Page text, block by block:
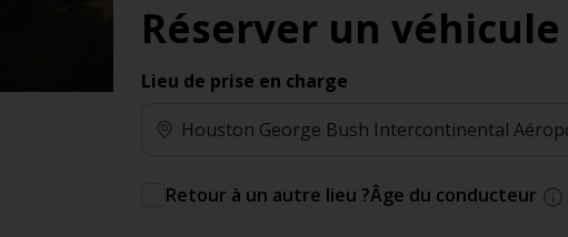
des jours gratuits.*
Ajout gratuit du partenaire comme conducteur
additionnel
supplémentaires.
Réserver un véhicule
Lieu de prise en charge
Retour à un autre lieu ?Âge du conducteur